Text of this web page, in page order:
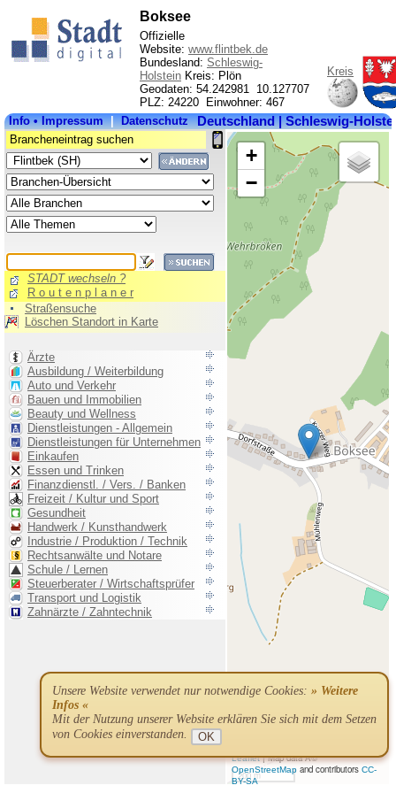
Boksee
Offizielle
Website: www.flintbek.de
Bundesland: Schleswig-
Holstein Kreis: Plön
Geodaten: 54.242981 10.127707
PLZ: 24220 Einwohner: 467
Kreis
Unsere Website verwendet nur notwendige Cookies: » Weitere
Infos «
Mit der Nutzung unserer Website erklären Sie sich mit dem Setzen
von Cookies einverstanden.
OK